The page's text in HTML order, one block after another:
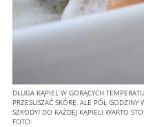
DŁUGA KĄPIEL W GORĄCYCH
PRZESUSZAĆ SKÓRĘ. ALE PÓŁ
SZKODY/ DO KAŻDEJ KĄPIELI WARTO
FOTO: